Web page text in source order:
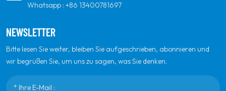
Whatsapp : +86 13400781697
NEWSLETTER
Bitte lesen Sie weiter, bleiben Sie aufgeschrieben, abonnieren und
wir begrüßen Sie, um uns zu sagen, was Sie denken.